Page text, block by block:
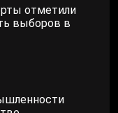
отметили
выборов в